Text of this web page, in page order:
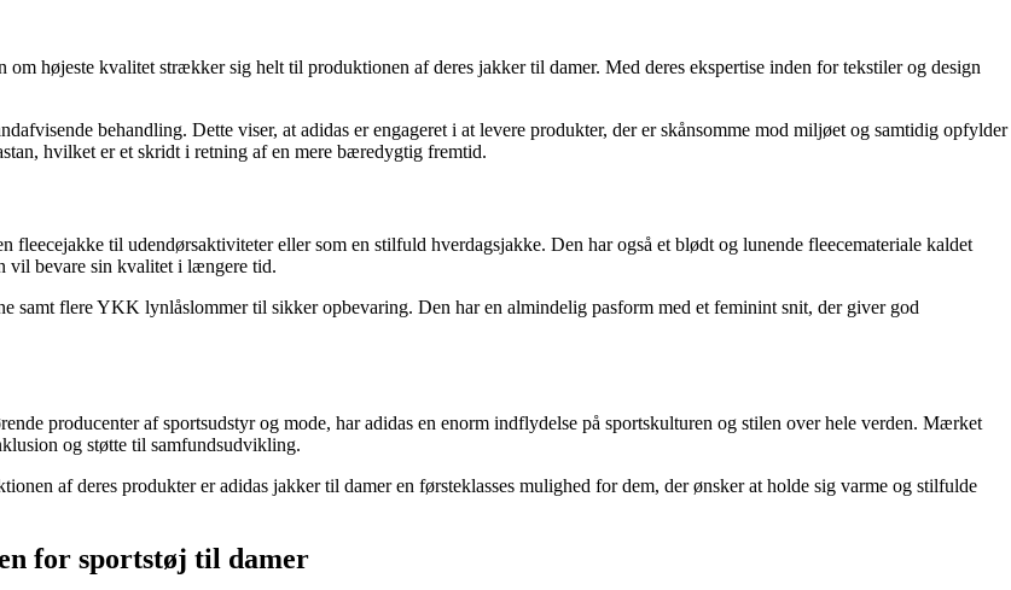
højeste kvalitet strækker sig helt til produktionen af deres jakker til damer. Med deres ekspertise inden for tekstiler og design
behandling. Dette viser, at adidas er engageret i at levere produkter, der er skånsomme mod miljøet og samtidig opfylder
hvilket er et skridt i retning af en mere bæredygtig fremtid.
fleecejakke til udendørsaktiviteter eller som en stilfuld hverdagsjakke. Den har også et blødt og lunende fleecemateriale kaldet
vil bevare sin kvalitet i længere tid.
samt flere YKK lynlåslommer til sikker opbevaring. Den har en almindelig pasform med et feminint snit, der giver god
producenter af sportsudstyr og mode, har adidas en enorm indflydelse på sportskulturen og stilen over hele verden. Mærket
og støtte til samfundsudvikling.
af deres produkter er adidas jakker til damer en førsteklasses mulighed for dem, der ønsker at holde sig varme og stilfulde
for sportstøj til damer